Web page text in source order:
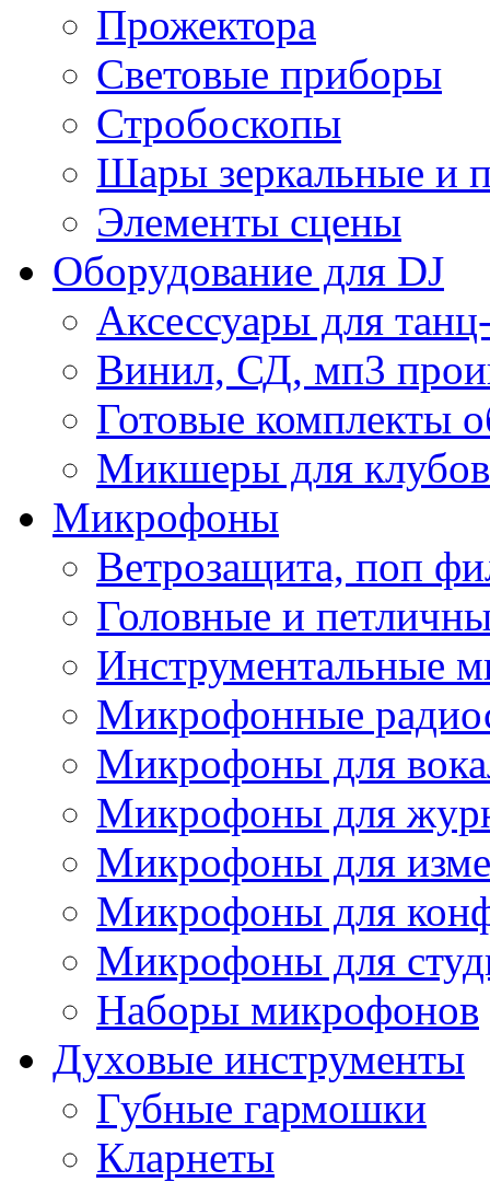
Прожектора
Световые приборы
Стробоскопы
Шары зеркальные и
Элементы сцены
Оборудование для DJ
Аксессуары для
Винил, СД, мп3
Готовые комплекты
Микшеры для клубов
Микрофоны
Ветрозащита, поп
Головные и
Инструментальные
Микрофонные
Микрофоны для
Микрофоны для
Микрофоны для
Микрофоны для
Микрофоны для
Наборы микрофонов
Духовые инструменты
Губные гармошки
Кларнеты